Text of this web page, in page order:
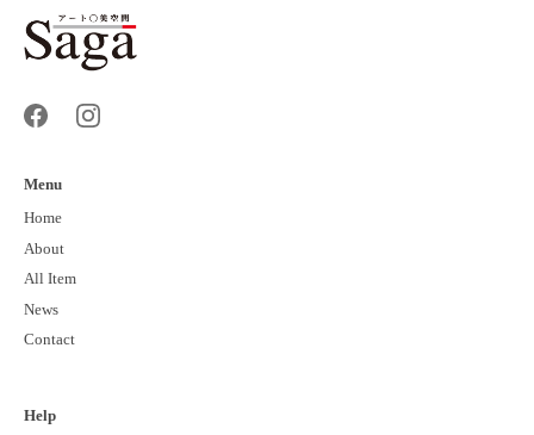
Menu
Home
About
All Item
News
Contact
Help